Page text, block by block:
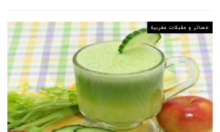
عصائر و مقبلات مغربية